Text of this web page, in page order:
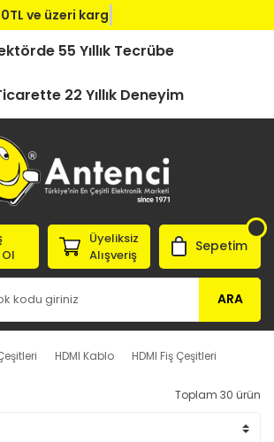
ve üzeri kargo
55 Yıllık Tecrübe
22 Yıllık Deneyim
ARA
Üyeliksiz
Alışveriş
Sepetim
HDMI Kablo HDMI Fiş Çeşitleri
Toplam 30 ürün